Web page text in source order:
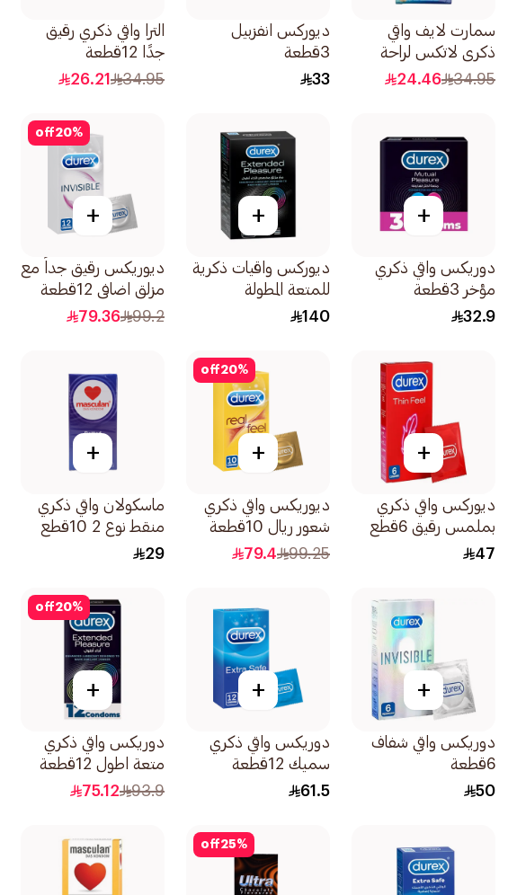
سمارت لايف واقي
ذكري لاتكس لراحة
قصوى 12قطعة
34.95
24.46
ديوركس انفزبيل
3قطعة
33
الترا واقي ذكري رقيق
جدًا 12قطعة
34.95
26.21
+
دوريكس واقي ذكري
مؤخر 3قطعة
32.9
+
ديوركس واقيات ذكرية
للمتعة المطولة
20قطعة
140
20%
off
+
ديوريكس رقيق جداً مع
مزلق اضافي 12قطعة
99.2
79.36
+
ديوركس واقي ذكري
بملمس رقيق 6قطع
47
20%
off
+
ديوريكس واقي ذكري
شعور ريال 10قطعة
99.25
79.4
+
ماسكولان واقي ذكري
منقط نوع 2 10قطع
29
+
دوريكس واقي شفاف
6قطعة
50
+
دوريكس واقي ذكري
سميك 12قطعة
61.5
20%
off
+
دوريكس واقي ذكري
متعة اطول 12قطعة
93.9
75.12
25%
off